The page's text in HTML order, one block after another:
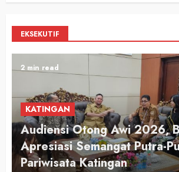
EKSEKUTIF
2 min read
KATINGAN
Audiensi Otong Awi 2026,
Apresiasi Semangat Putra-
Pariwisata Katingan